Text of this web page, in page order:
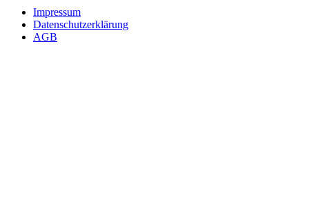
Impressum
Datenschutzerklärung
AGB